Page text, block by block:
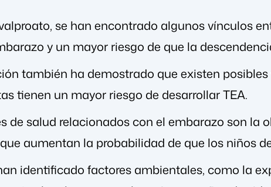
se han encontrado algunos vínculos
y un mayor riesgo de que la
también ha demostrado que existen
tienen un mayor riesgo de desarrollar TEA.
de salud relacionados con el embarazo son la
aumentan la probabilidad de que los niños
identificado factores ambientales, como la